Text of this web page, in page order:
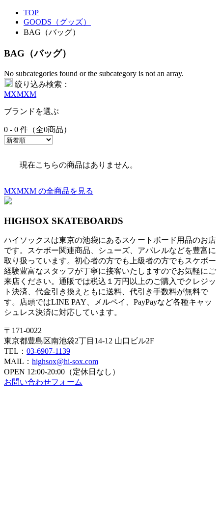
TOP
GOODS（グッズ）
BAG（バッグ）
BAG（バッグ）
No subcategories found or the subcategory is not an array.
絞り込み検索：
MXMXM
ブランドを選ぶ
0 - 0 件（全0商品）
現在こちらの商品はありません。
MXMXM の全商品を見る
HIGHSOX SKATEBOARDS
ハイソックスは東京の池袋にあるスケートボード用品のお店
です。スケボー関連商品、シューズ、アパレルなどを豊富に
取り扱っています。初心者の方でも上級者の方でもスケボー
経験豊富なスタッフが丁寧に接客いたしますのでお気軽にご
来店ください。通販では税込１万円以上のご購入でクレジッ
ト決済、代金引き換えともに送料、代引き手数料が無料で
す。店頭ではLINE PAY、メルペイ、PayPayなど各種キャッ
シュレス決済に対応しています。
〒171-0022
東京都豊島区南池袋2丁目14-12 山口ビル2F
TEL： 03-6907-1139
MAIL： highsox@hi-sox.com
OPEN 12:00-20:00（定休日なし）
お問い合わせフォーム